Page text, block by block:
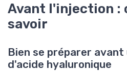
Avant l'injection :
savoir
Bien se préparer
d'acide hyaluronique